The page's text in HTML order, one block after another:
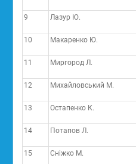
9 Лазур Ю.
10 Макаренко Ю.
11 Миргород Л.
12 Михайловський М.
13 Остапенко К.
14 Потапов Л.
15 Сніжко М.